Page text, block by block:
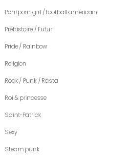
Pompom girl / football américain
Préhistoire / Futur
Pride / Rainbow
Religion
Rock / Punk / Rasta
Roi & princesse
Saint-Patrick
Sexy
Steam punk